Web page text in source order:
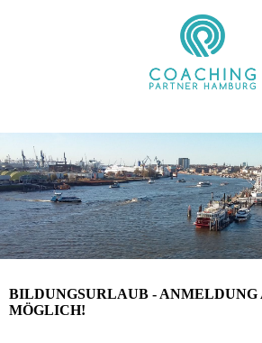
BILDUNGSURLAUB - ANMELDUNG
MÖGLICH!